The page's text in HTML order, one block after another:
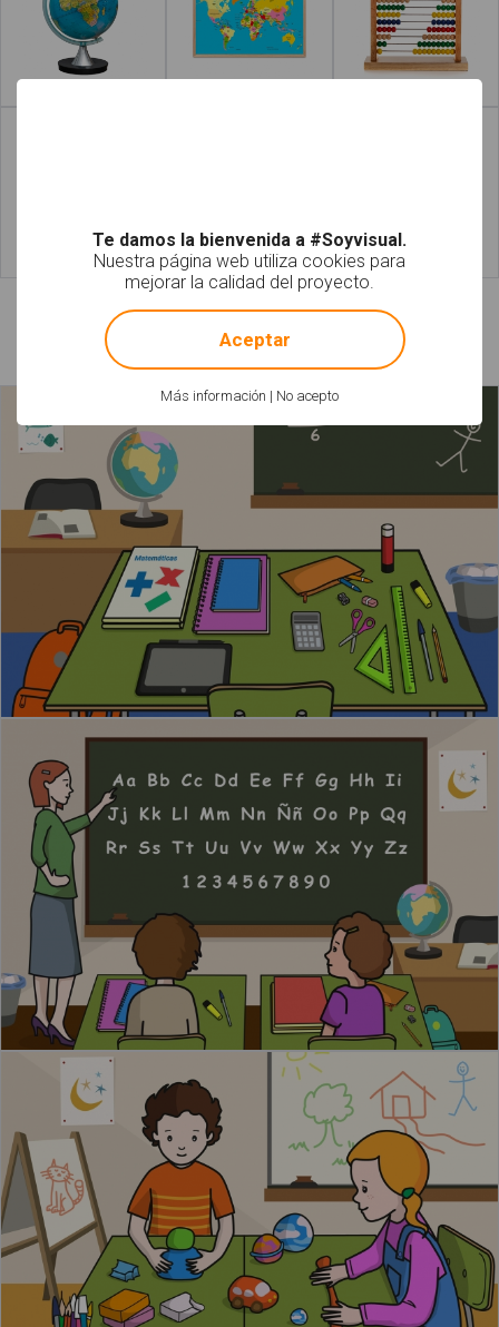
Leer más Leer más
Láminas relacionadas
Te damos la bienvenida a #Soyvisual.
Nuestra página web utiliza cookies para
mejorar la calidad del proyecto.
Más información | No acepto
! Not valid!
Aceptar